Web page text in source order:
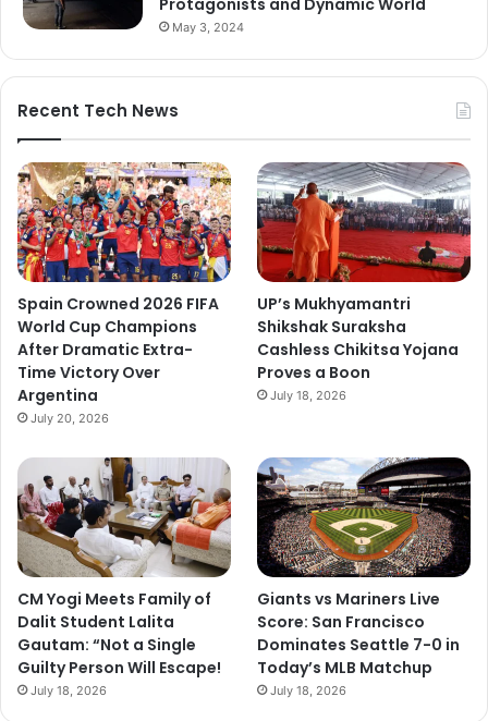
May 3, 2024
Recent Tech News
Spain Crowned 2026 FIFA
World Cup Champions
After Dramatic Extra-
Time Victory Over
Argentina
July 20, 2026
UP’s Mukhyamantri
Shikshak Suraksha
Cashless Chikitsa Yojana
Proves a Boon
July 18, 2026
CM Yogi Meets Family of
Dalit Student Lalita
Gautam: “Not a Single
Guilty Person Will Escape!
July 18, 2026
Giants vs Mariners Live
Score: San Francisco
Dominates Seattle 7-0 in
Today’s MLB Matchup
July 18, 2026